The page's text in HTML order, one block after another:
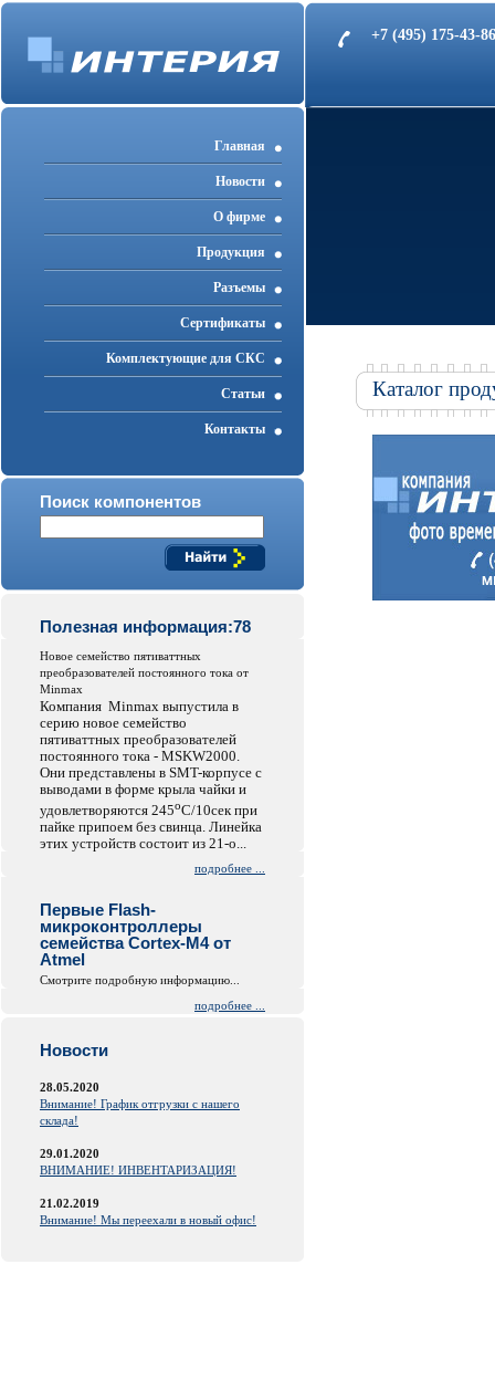
+7 (495) 175-43-
Главная
Новости
О фирме
Продукция
Разъемы
Cертификаты
Комплектующие для СКС
Статьи
Контакты
Поиск компонентов
Полезная информация:78
Hовое семейство пятиваттных
преобразователей постоянного тока от
Minmax
Компания Minmax выпустила в
серию новое семейство
пятиваттных преобразователей
постоянного тока - MSKW2000.
Они представлены в SMT-корпусе с
выводами в форме крыла чайки и
удовлетворяются 245oC/10сек при
пайке припоем без свинца. Линейка
этих устройств состоит из 21-о...
подробнее ...
Первые Flash-
микроконтроллеры
семейства Cortex-M4 от
Atmel
Смотрите подробную информацию...
подробнее ...
Новости
28.05.2020
Внимание! График отгрузки с нашего
склада!
29.01.2020
ВНИМАНИЕ! ИНВЕНТАРИЗАЦИЯ!
21.02.2019
Внимание! Мы переехали в новый офис!
Каталог